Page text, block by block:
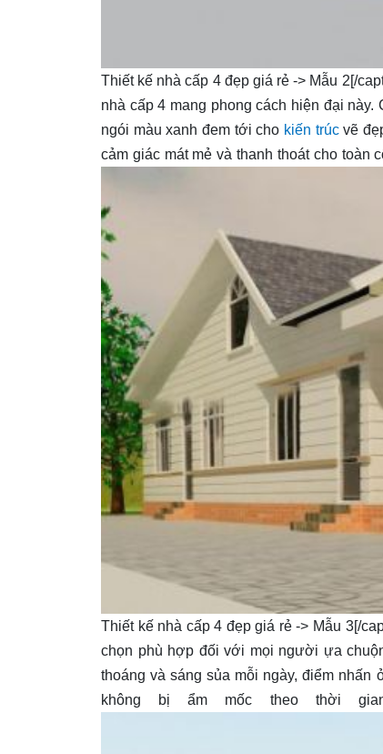
Thiết kế nhà cấp 4 đẹp giá rẻ -> Mẫu 2[/
nhà cấp 4 mang phong cách hiện đại
ngói màu xanh đem tới cho kiến trúcvẽ
cảm giác mát mẻ và thanh thoát cho toàn
Thiết kế nhà cấp 4 đẹp giá rẻ -> Mẫu 3[/
chọn phù hợp đối với mọi người ựa
thoáng và sáng sủa mỗi ngày, điểm
không bị ẩm mốc theo thời gian.